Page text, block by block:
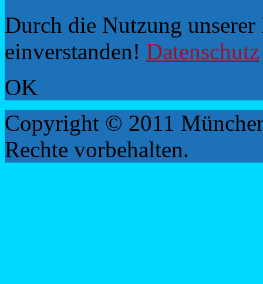
Durch die Nutzung
einverstanden! Datenschutz
OK
Copyright © 2011
Rechte vorbehalten.